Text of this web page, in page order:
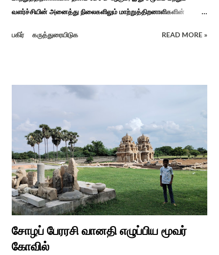
வளர்ச்சியின் அனைத்து நிலைகளிலும் மாற்றுத்திறனாளிகளின்
நோக்கமாகக் கொண்டது. சமூகத்தில் மாற்றுத்திறனாளிகளின்
நிகழ்ச்சிகள், கருத்தரங்குகள் மற்றும் உதவிகள் வழங்கும் விழாக்கள்
பல்கலைக்கழகத்தின் சிறப்புக் கல்வி மற்றும் மறுவாழ்வு அறிவியல்
துறை, மற்றும் டாக்டர் அழகப்பா கல்வி அறிவியல் நிறுவனம் , மற்றும்
காரைக்குடி ஹெரிடேஜ் ரோட்டரி கிளப், மற்றும் மாற்றுத்
திறனாளிகளுக்கான மல்டிமோடல் மெட்டீரியல் உற்பத்திக்கான மையம்,
மற்றும் ஐடி மற்றும் ஆட்டிசத்திற்கான அழகப்பா பல்கலைக்கழக
சிறப்புப் பள்ளி சார்பில் இந்த ஆணடு விழா சர்வதேச மாற்று...
பகிர் கருத்துரையிடுக READ MORE »
சோழப் பேரரசி வானதி எழுப்பிய மூவர்
கோவில்